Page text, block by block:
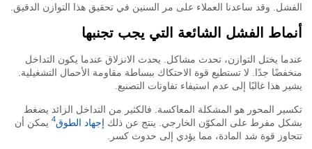
وقد ساعدنا العملاء على مر السنين في تحقيق هذا التوازن الدقيق.
الفشل الشائعة التي يجب تجنبها
يختل التوازن، تحدث مشاكل. يحدث الانزلاق عندما يكون التداخل
جدًا. لا تستطيع قوة الاحتكاك ببساطة مقاومة الأحمال التشغيلية.
هذا غالبًا إلى عدم استيفاء تفاوتات التصنيع.
المحور هو المشكلة المعاكسة. فالكثير من التداخل الزائد يضغط
مفرط على المكوّن الخارجي. ينتج عن ذلك إجهاد الطوق يمكن أن
قوة شد المادة، مما يؤدي إلى حدوث كسر.